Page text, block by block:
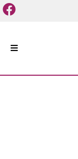
רב של סוגי טיפולים
המתאימים למרבית